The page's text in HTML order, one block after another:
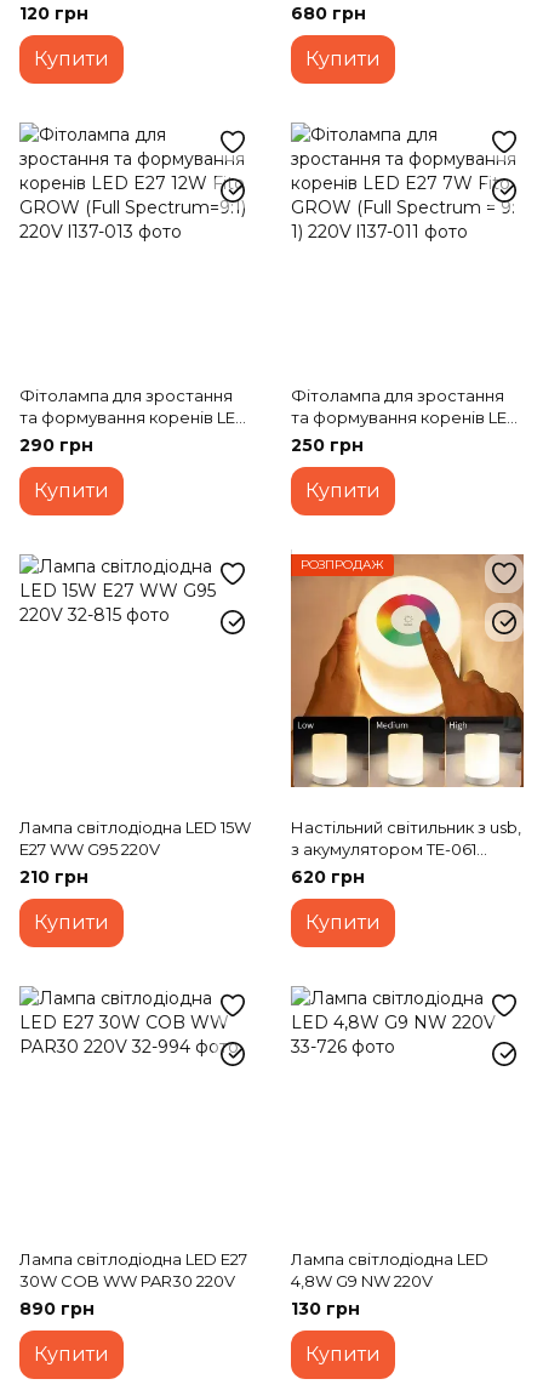
120 грн
Купити
680 грн
Купити
Фітолампа для зростання
та формування коренів LED
E27 12W Fito GROW (Full
Spectrum=9:1) 220V
290 грн
Купити
Фітолампа для зростання
та формування коренів LED
E27 7W Fito GROW (Full
Spectrum = 9: 1) 220V
250 грн
Купити
Лампа світлодіодна LED 15W
E27 WW G95 220V
210 грн
Купити
РОЗПРОДАЖ
Настільний світильник з usb,
з акумулятором TE-061
RGB+3000K USB
620 грн
Купити
Лампа світлодіодна LED E27
30W COB WW PAR30 220V
890 грн
Купити
Лампа світлодіодна LED
4,8W G9 NW 220V
130 грн
Купити